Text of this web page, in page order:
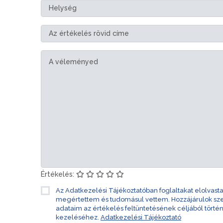
Értékelés:
Az Adatkezelési Tájékoztatóban foglaltakat
megértettem és tudomásul vettem. Hozzájárulok
adataim az értékelés feltüntetésének céljából
kezeléséhez. Adatkezelési Tájékoztató